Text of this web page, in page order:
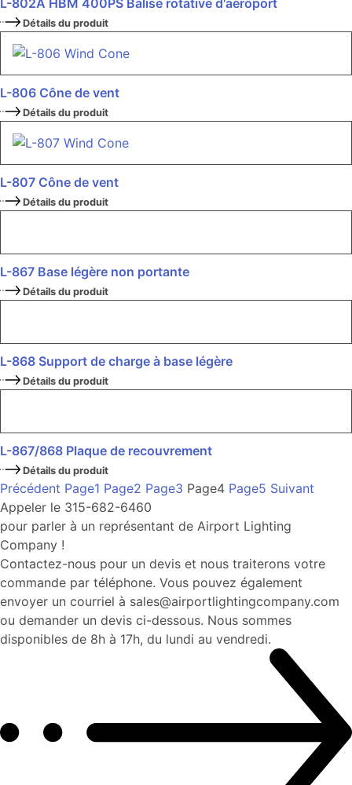
L-802A HBM 400PS Balise rotative d'aéroport
Détails du produit
L-806 Cône de vent
Détails du produit
L-807 Cône de vent
Détails du produit
L-867 Base légère non portante
Détails du produit
L-868 Support de charge à base légère
Détails du produit
L-867/868 Plaque de recouvrement
Détails du produit
Précédent Page1 Page2 Page3 Page4 Page5 Suivant
Appeler le 315-682-6460
pour parler à un représentant de Airport Lighting
Company !
Contactez-nous pour un devis et nous traiterons votre
commande par téléphone. Vous pouvez également
envoyer un courriel à sales@airportlightingcompany.com
ou demander un devis ci-dessous. Nous sommes
disponibles de 8h à 17h, du lundi au vendredi.